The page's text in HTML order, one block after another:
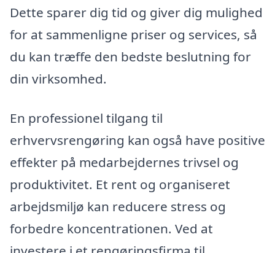
Dette sparer dig tid og giver dig mulighed
for at sammenligne priser og services, så
du kan træffe den bedste beslutning for
din virksomhed.
En professionel tilgang til
erhvervsrengøring kan også have positive
effekter på medarbejdernes trivsel og
produktivitet. Et rent og organiseret
arbejdsmiljø kan reducere stress og
forbedre koncentrationen. Ved at